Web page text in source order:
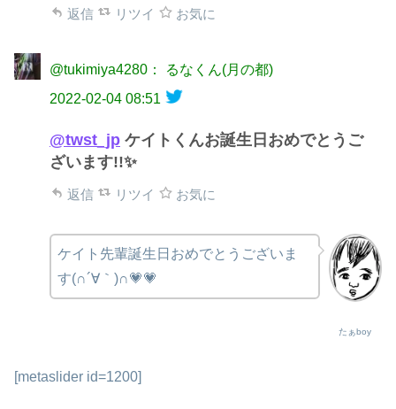
返信 リツイ お気に
@tukimiya4280： るなくん(月の都)
2022-02-04 08:51
@twst_jp ケイトくんお誕生日おめでとうご
ざいます!!✨
返信 リツイ お気に
たぁboy
ケイト先輩誕生日おめでとうございま
す(∩´∀｀)∩💗💗
[metaslider id=1200]